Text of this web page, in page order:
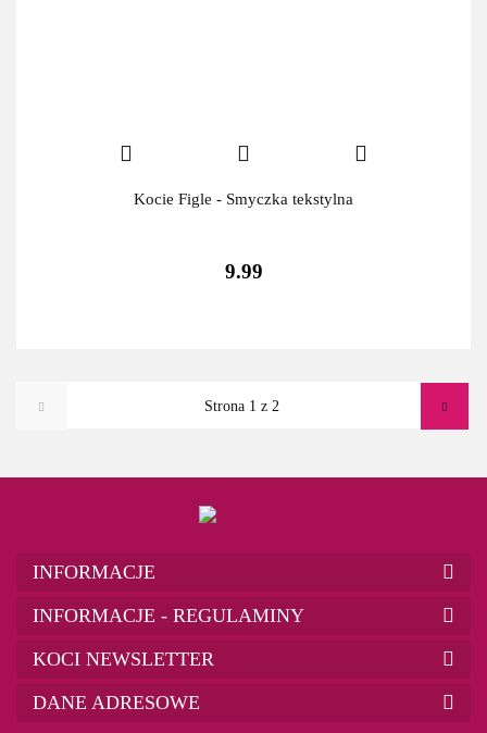
Kocie Figle - Smyczka tekstylna
9.99
INFORMACJE
INFORMACJE - REGULAMINY
KOCI NEWSLETTER
DANE ADRESOWE